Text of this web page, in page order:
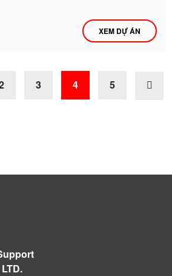
XEM DỰ ÁN
3 4 5